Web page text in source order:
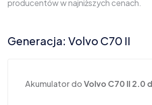
producentów w najniższych cenach.
Generacja: Volvo C70 II
Akumulator doVolvo C70 II 2.0